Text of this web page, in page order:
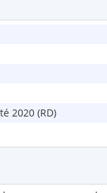
2020 (RD)